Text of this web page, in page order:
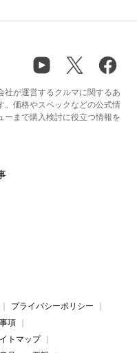
が運営するクルマに関するあ
。価格やスペックなどの公式情
ーまで購入検討に役立つ情報を
プライバシーポリシー
項
トマップ